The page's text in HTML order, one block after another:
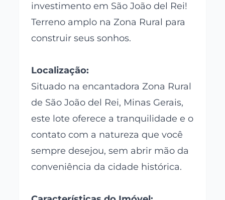
investimento em São João del Rei!
Terreno amplo na Zona Rural para
construir seus sonhos.
Localização:
Situado na encantadora Zona Rural
de São João del Rei, Minas Gerais,
este lote oferece a tranquilidade e o
contato com a natureza que você
sempre desejou, sem abrir mão da
conveniência da cidade histórica.